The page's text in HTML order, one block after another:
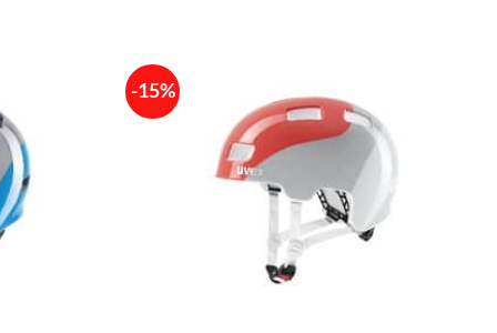
-15%